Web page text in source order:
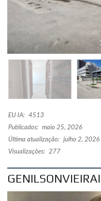
EU IA: 4513
Publicados: maio 25, 2026
Última atualização: julho 2, 2026
Visualizações: 277